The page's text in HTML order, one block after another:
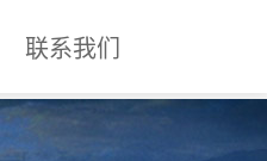
联系我们